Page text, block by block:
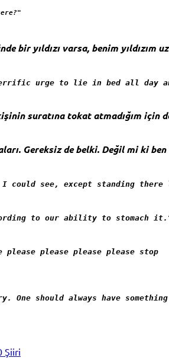
bir yıldızı varsa, benim yıldızım
urge to lie in bed all day
suratına tokat atmadığım için
Gereksiz de belki. Değil mi ki ben
could see, except standing
to our ability to stomach
please please please please stop
One should always have
Şiiri